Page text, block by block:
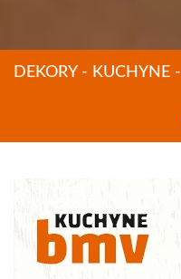
DEKORY - KUCHYNE